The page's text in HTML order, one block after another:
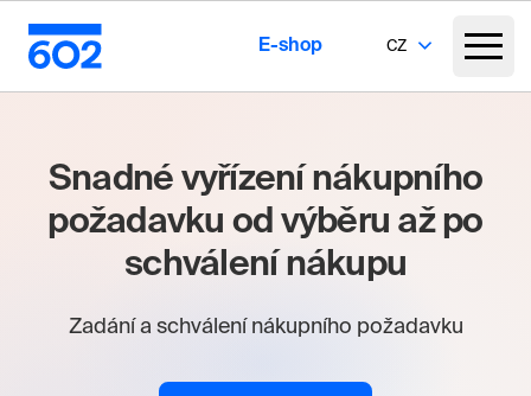
E-shop CZ
Snadné vyřízení nákupního
požadavku od výběru až po
schválení nákupu
Zadání a schválení nákupního požadavku